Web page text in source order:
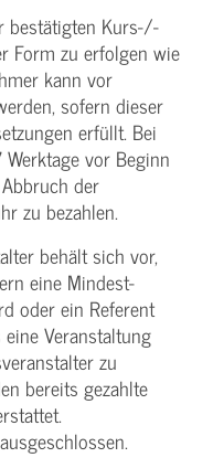
bestätigten Kurs-/­
Form zu erfolgen wie
kann vor
sofern dieser
erfüllt. Bei
vor Beginn
der
zu bezahlen.
behält sich vor,
eine Mindest­
oder ein Referent
Veranstaltung
zu
bereits gezahlte